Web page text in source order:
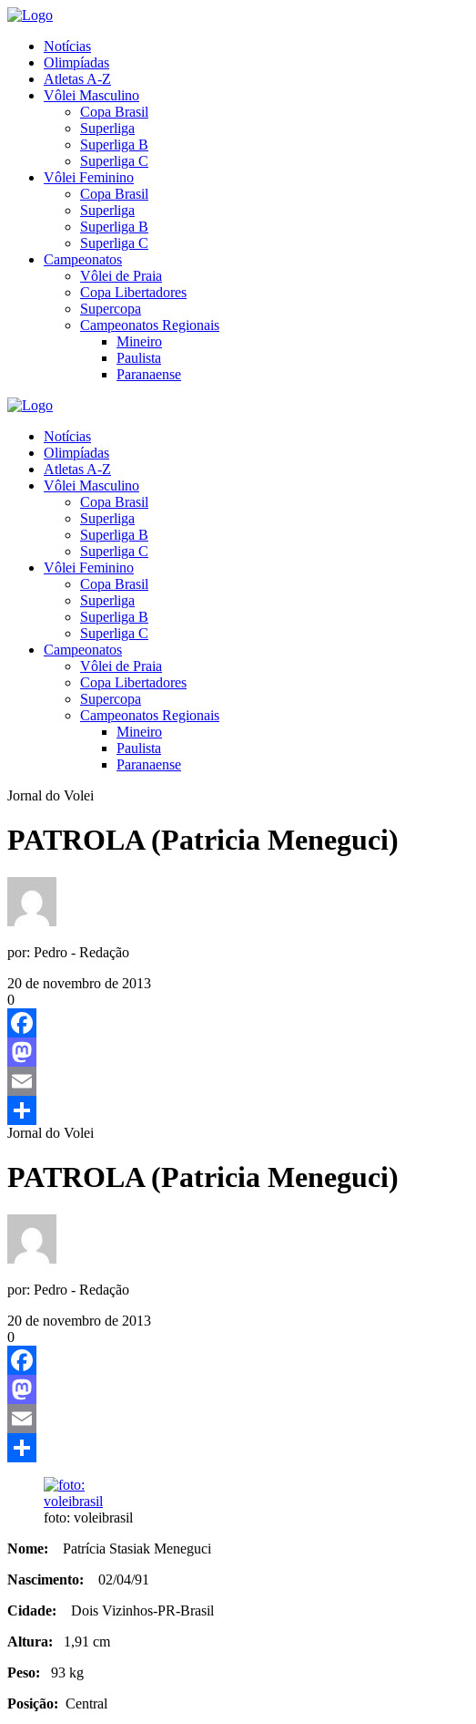
Notícias
Olimpíadas
Atletas A-Z
Vôlei Masculino
Copa Brasil
Superliga
Superliga B
Superliga C
Vôlei Feminino
Copa Brasil
Superliga
Superliga B
Superliga C
Campeonatos
Vôlei de Praia
Copa Libertadores
Supercopa
Campeonatos Regionais
Mineiro
Paulista
Paranaense
Notícias
Olimpíadas
Atletas A-Z
Vôlei Masculino
Copa Brasil
Superliga
Superliga B
Superliga C
Vôlei Feminino
Copa Brasil
Superliga
Superliga B
Superliga C
Campeonatos
Vôlei de Praia
Copa Libertadores
Supercopa
Campeonatos Regionais
Mineiro
Paulista
Paranaense
Jornal do Volei
PATROLA (Patricia Meneguci)
por: Pedro - Redação
20 de novembro de 2013
0
Facebook
Mastodon
Email
Share
Jornal do Volei
PATROLA (Patricia Meneguci)
por: Pedro - Redação
20 de novembro de 2013
0
Facebook
Mastodon
Email
foto: voleibrasil
Nome: Patrícia Stasiak Meneguci
Nascimento: 02/04/91
Cidade: Dois Vizinhos-PR-Brasil
Altura: 1,91 cm
Peso: 93 kg
Posição: Central